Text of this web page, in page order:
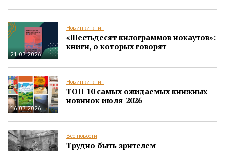
21.07.2026
Новинки книг
«Шестьдесят килограммов нокаутов»:
книги, о которых говорят
16.07.2026
Новинки книг
ТОП-10 самых ожидаемых книжных
новинок июля-2026
Все новости
Трудно быть зрителем